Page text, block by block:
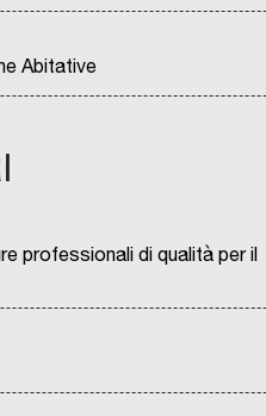
Abitative
professionali di qualità per il